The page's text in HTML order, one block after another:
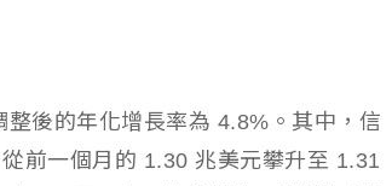
後的年化增長率為 4.8%。其中，信
前一個月的 1.30 兆美元攀升至 1.31